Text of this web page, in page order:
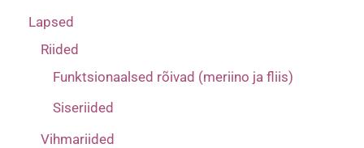
Lapsed
Riided
Funktsionaalsed rõivad (meriino ja fliis)
Siseriided
Vihmariided